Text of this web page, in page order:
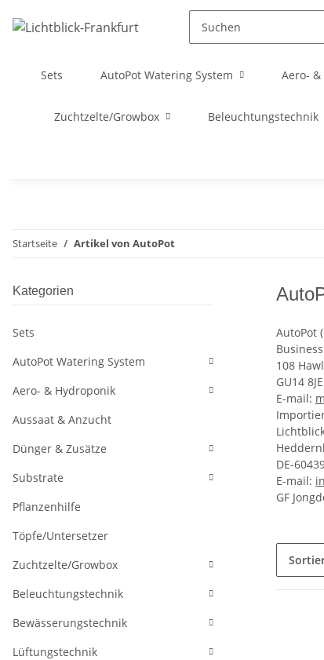
Sets AutoPot Watering System Aero-
Zuchtzelte/Growbox Beleuchtungstechnik
Startseite Artikel von AutoPot
AutoPot
108
GU14
E-mail:
DE-
E-mail:
GF
Kategorien
Sets
AutoPot Watering System
Aero- & Hydroponik
Aussaat & Anzucht
Dünger & Zusätze
Substrate
Pflanzenhilfe
Töpfe/Untersetzer
Zuchtzelte/Growbox
Beleuchtungstechnik
Bewässerungstechnik
Lüftungstechnik